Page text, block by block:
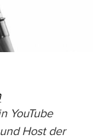
YouTube
Host der